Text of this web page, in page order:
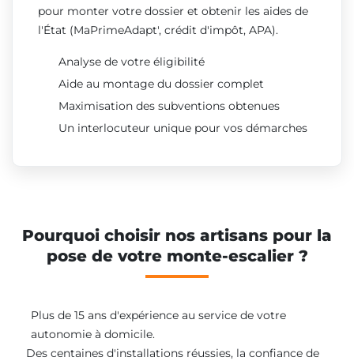
pour monter votre dossier et obtenir les aides de
l'État (MaPrimeAdapt', crédit d'impôt, APA).
Analyse de votre éligibilité
Aide au montage du dossier complet
Maximisation des subventions obtenues
Un interlocuteur unique pour vos démarches
Pourquoi choisir nos artisans pour la
pose de votre monte-escalier ?
Plus de 15 ans d'expérience au service de votre
autonomie à domicile.
Des centaines d'installations réussies, la confiance de